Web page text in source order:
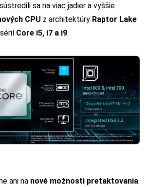
sa na viac jadier a vyššie
CPU z architektúry Raptor Lake
Core i5, i7 a i9.
ani na nové možnosti pretaktovania.